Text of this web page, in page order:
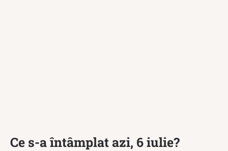
Ce s-a întâmplat azi, 6 iulie?